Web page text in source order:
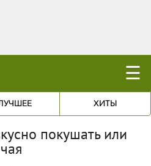
☰
ХИТЫ
покушать или